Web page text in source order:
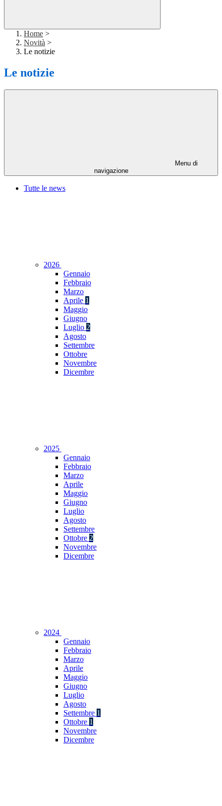
Home >
Novità >
Le notizie
Le notizie
Menu di
navigazione
Tutte le news
2026
Gennaio
Febbraio
Marzo
Aprile 1
Maggio
Giugno
Luglio 2
Agosto
Settembre
Ottobre
Novembre
Dicembre
2025
Gennaio
Febbraio
Marzo
Aprile
Maggio
Giugno
Luglio
Agosto
Settembre
Ottobre 2
Novembre
Dicembre
2024
Gennaio
Febbraio
Marzo
Aprile
Maggio
Giugno
Luglio
Agosto
Settembre 1
Ottobre 1
Novembre
Dicembre